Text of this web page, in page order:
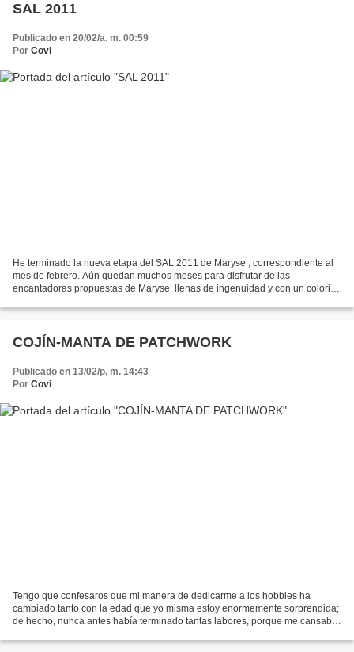
SAL 2011
Publicado en 20/02/a. m. 00:59
Por Covi
He terminado la nueva etapa del SAL 2011 de Maryse , correspondiente al
mes de febrero. Aún quedan muchos meses para disfrutar de las
encantadoras propuestas de Maryse, llenas de ingenuidad y con un colorido
COJÍN-MANTA DE PATCHWORK
Publicado en 13/02/p. m. 14:43
Por Covi
Tengo que confesaros que mi manera de dedicarme a los hobbies ha
cambiado tanto con la edad que yo misma estoy enormemente sorprendida;
de hecho, nunca antes había terminado tantas labores, porque me cansaba